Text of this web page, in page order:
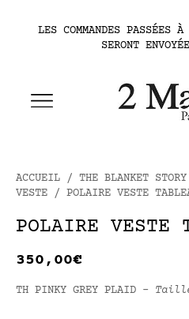
LES COMMANDES
SERONT
ACCUEIL / THE BLANKET STORY
VESTE / POLAIRE VESTE
POLAIRE VESTE
350,00€
TH PINKY GREY PLAID –